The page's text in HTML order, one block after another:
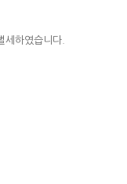
하였습니다.